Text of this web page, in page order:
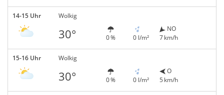
14-15 Uhr Wolkig
30° 0 % 0 l/m²
NO
7 km/h
15-16 Uhr Wolkig
30° 0 % 0 l/m²
O
5 km/h